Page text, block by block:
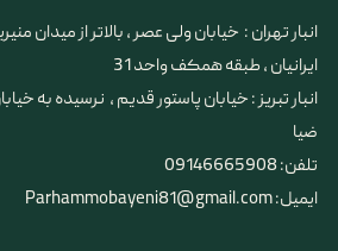
انبار تهران : خیابان ولی عصر ، بالاتر از میدان
ایرانیان ، طبقه همکف واحد 31
​​​​​​​انبار تبریز : خیابان پاستور قدیم ، نرسیده به
ضیا
تلفن: 09146665908
ایمیل: Parhammobayeni81@gmail.com